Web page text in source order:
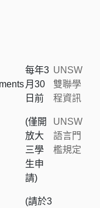
每年3
月30
日前
(僅開
放大
三學
生申
請)
(請於3
UNSW
雙聯學
程資訊
UNSW
語言門
檻規定